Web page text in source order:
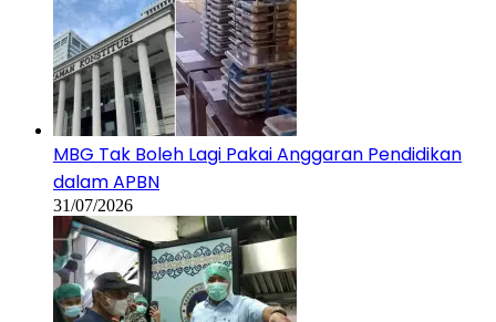
MBG Tak Boleh Lagi Pakai Anggaran Pendidikan
dalam APBN
31/07/2026